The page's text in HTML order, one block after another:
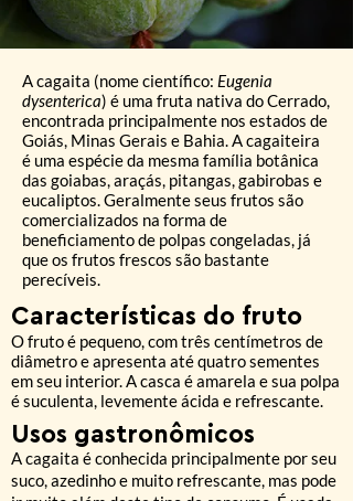
A cagaita (nome científico: Eugenia
dysenterica) é uma fruta nativa do Cerrado,
encontrada principalmente nos estados de
Goiás, Minas Gerais e Bahia. A cagaiteira
é uma espécie da mesma família botânica
das goiabas, araçás, pitangas, gabirobas e
eucaliptos. Geralmente seus frutos são
comercializados na forma de
beneficiamento de polpas congeladas, já
que os frutos frescos são bastante
perecíveis.
Características do fruto
O fruto é pequeno, com três centímetros de
diâmetro e apresenta até quatro sementes
em seu interior. A casca é amarela e sua polpa
é suculenta, levemente ácida e refrescante.
Usos gastronômicos
A cagaita é conhecida principalmente por seu
suco, azedinho e muito refrescante, mas pode